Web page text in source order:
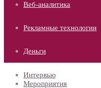
Веб-аналитика
Рекламные технологии
Деньги
Интервью
Мероприятия